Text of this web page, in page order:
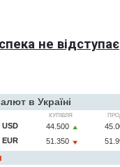
не відступає